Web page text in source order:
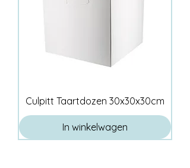
Culpitt Taartdozen 30x30x30cm
In winkelwagen